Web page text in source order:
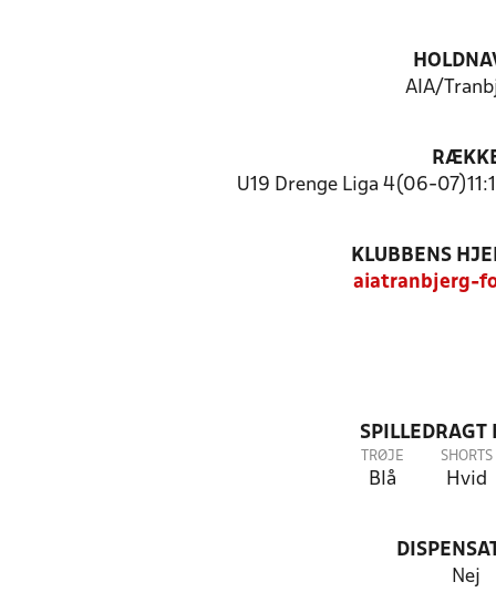
AIA/
U19 Drenge Liga 4(06-
KLUBBENS
aiatranbjerg-
SPILLEDRAGT
TRØJE
Blå
SHORTS
Hvid
Nej